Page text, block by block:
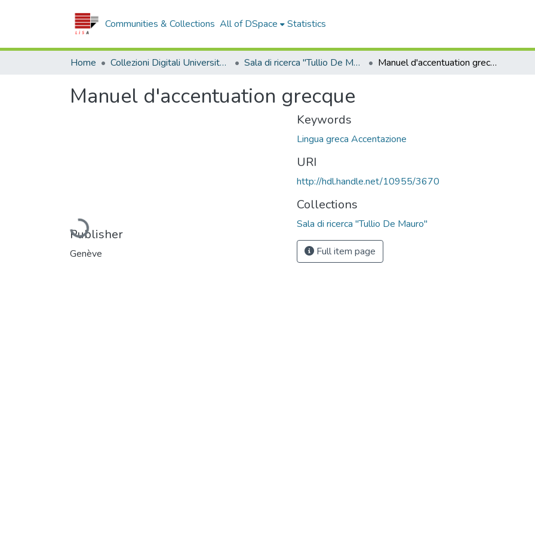
Communities & Collections All of DSpace Statistics
Home Collezioni Digitali Università della Calabria Sala di ricerca "Tullio De Mauro" Manuel d'accentuation grecque
Manuel d'accentuation grecque
Loading...
Publisher
Genève
Keywords
Lingua greca Accentazione
URI
http://hdl.handle.net/10955/3670
Collections
Sala di ricerca "Tullio De Mauro"
Full item page